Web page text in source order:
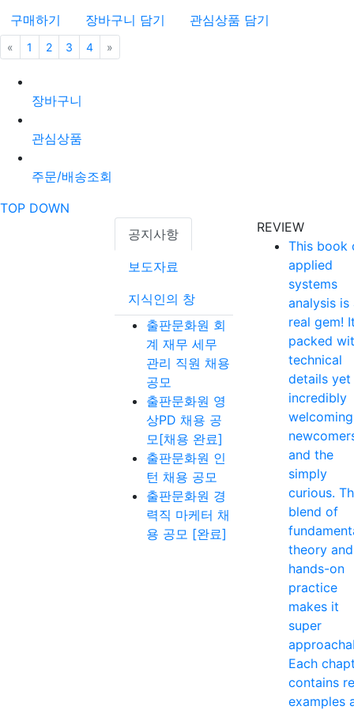
구매하기 장바구니 담기 관심상품 담기
« 이전
1 2 3 4 »
장바구니
관심상품
주문/배송조회
TOP DOWN
공지사항
보도자료
지식인의 창
출판문화원 회
계 재무 세무
관리 직원 채용
공모
출판문화원 영
상PD 채용 공
모[채용 완료]
출판문화원 인
턴 채용 공모
출판문화원 경
력직 마케터 채
용 공모 [완료]
REVIEW
This book
applied
systems
analysis is
real gem!
packed
technical
details yet
incredibly
and the
simply
curious.
blend of
theory and
hands-on
practice
makes it
super
Each
contains
examples